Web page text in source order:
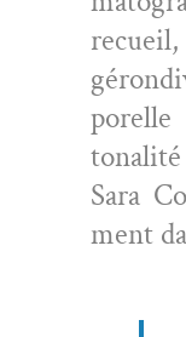
Sara
ment